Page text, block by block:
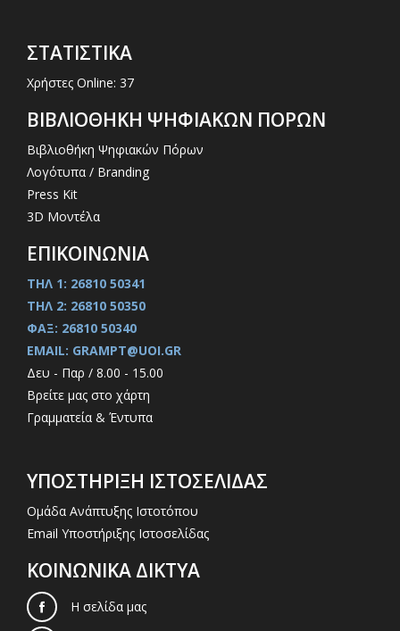
ΣΤΑΤΙΣΤΙΚΑ
Χρήστες Online: 37
ΒΙΒΛΙΟΘΗΚΗ ΨΗΦΙΑΚΩΝ ΠΟΡΩΝ
Βιβλιοθήκη Ψηφιακών Πόρων
Λογότυπα / Branding
Press Kit
3D Μοντέλα
ΕΠΙΚΟΙΝΩΝΙΑ
ΤΗΛ 1: 26810 50341
ΤΗΛ 2: 26810 50350
ΦΑΞ: 26810 50340
EMAIL: GRAMPT@UOI.GR
Δευ - Παρ / 8.00 - 15.00
Βρείτε μας στο χάρτη
Γραμματεία & Έντυπα
ΥΠΟΣΤΗΡΙΞΗ ΙΣΤΟΣΕΛΙΔΑΣ
Ομάδα Ανάπτυξης Ιστοτόπου
Email Υποστήριξης Ιστοσελίδας
ΚΟΙΝΩΝΙΚΑ ΔΙΚΤΥΑ
Η σελίδα μας